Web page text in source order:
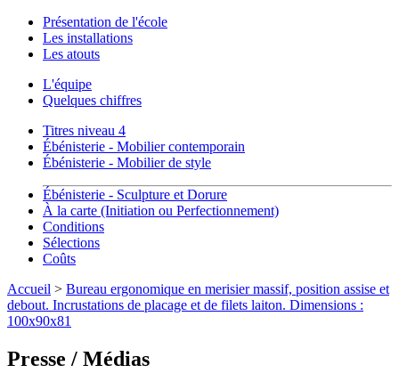
Présentation de l'école
Les installations
Les atouts
L'équipe
Quelques chiffres
Titres niveau 4
Ébénisterie - Mobilier contemporain
Ébénisterie - Mobilier de style
Ébénisterie - Sculpture et Dorure
À la carte (Initiation ou Perfectionnement)
Conditions
Sélections
Coûts
Accueil > Bureau ergonomique en merisier massif, position assise et
debout. Incrustations de placage et de filets laiton. Dimensions :
100x90x81
Presse / Médias